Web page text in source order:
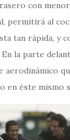
con
permitirá al
tan rápida, y
En la parte
aerodinámico
en éste mismo